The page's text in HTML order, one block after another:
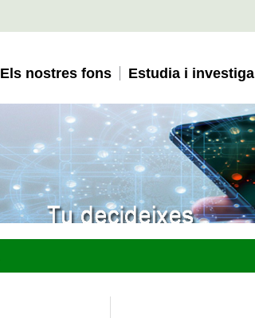
Els nostres fons Estudia i investiga